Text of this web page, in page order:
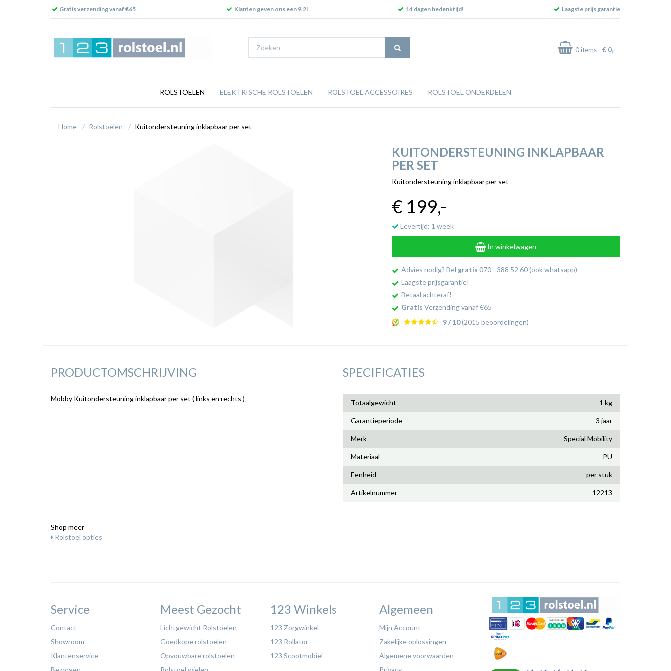
Gratis verzending vanaf €65 Klanten geven ons een 9.2! 14 dagen bedenktijd! Laagste prijs garantie
0items - € 0,-
ROLSTOELEN ELEKTRISCHE ROLSTOELEN ROLSTOEL ACCESSOIRES ROLSTOEL ONDERDELEN
Home Rolstoelen Kuitondersteuning inklapbaar per set
KUITONDERSTEUNING INKLAPBAAR
PER SET
Kuitondersteuning inklapbaar per set
€ 199,-
Levertijd: 1 week
In winkelwagen
Advies nodig? Bel gratis 070 - 388 52 60 (ook whatsapp)
Laagste prijsgarantie!
Betaal achteraf!
Gratis Verzending vanaf €65
9 / 10(2015 beoordelingen)
PRODUCTOMSCHRIJVING
Mobby Kuitondersteuning inklapbaar per set ( links en rechts )
SPECIFICATIES
Totaalgewicht 1 kg
Garantieperiode 3 jaar
Merk Special Mobility
Materiaal PU
Eenheid per stuk
Artikelnummer 12213
Shop meer
Rolstoel opties
Service
Contact
Showroom
Klantenservice
Bezorgen
Meest Gezocht
Lichtgewicht Rolstoelen
Goedkope rolstoelen
Opvouwbare rolstoelen
Rolstoel wielen
123 Winkels
123 Zorgwinkel
123 Rollator
123 Scootmobiel
Algemeen
Mijn Account
Zakelijke oplossingen
Algemene voorwaarden
Privacy